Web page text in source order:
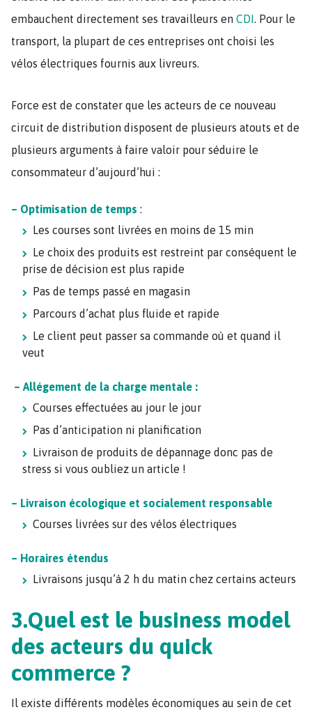
embauchent directement ses travailleurs en CDI. Pour le
transport, la plupart de ces entreprises ont choisi les
vélos électriques fournis aux livreurs.
Force est de constater que les acteurs de ce nouveau
circuit de distribution disposent de plusieurs atouts et de
plusieurs arguments à faire valoir pour séduire le
consommateur d’aujourd’hui :
– Optimisation de temps :
Les courses sont livrées en moins de 15 min
Le choix des produits est restreint par conséquent le
prise de décision est plus rapide
Pas de temps passé en magasin
Parcours d’achat plus fluide et rapide
Le client peut passer sa commande où et quand il
veut
– Allégement de la charge mentale :
Courses effectuées au jour le jour
Pas d’anticipation ni planification
Livraison de produits de dépannage donc pas de
stress si vous oubliez un article !
– Livraison écologique et socialement responsable
Courses livrées sur des vélos électriques
– Horaires étendus
Livraisons jusqu’à 2 h du matin chez certains acteurs
3.Quel est le business model
des acteurs du quick
commerce ?
Il existe différents modèles économiques au sein de cet